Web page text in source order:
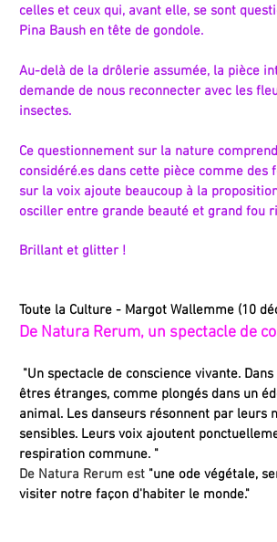
celles et ceux qui, avant elle, se sont
Pina Baush en tête de gondole.
Au-delà de la drôlerie assumée, la pièce
demande de nous reconnecter avec les
insectes.
Ce questionnement sur la nature
considéré.es dans cette pièce comme
sur la voix ajoute beaucoup à la
osciller entre grande beauté et grand fou
Brillant et glitter !
Toute la Culture - Margot Wallemme (10
De Natura Rerum, un spectacle de
"Un spectacle de conscience vivante.
êtres étranges, comme plongés dans un
animal. Les danseurs résonnent par leurs
sensibles. Leurs voix ajoutent
respiration commune. "
De Natura Rerum est "une ode végétale,
visiter notre façon d'habiter le monde."